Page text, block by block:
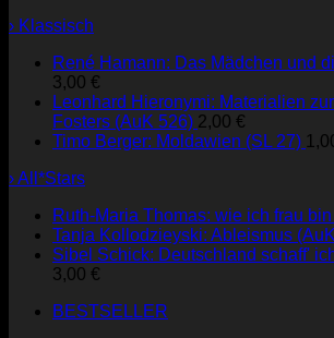
› Klassisch
René Hamann: Das Mädchen und
3,00 €
Leonhard Hieronymi: Materialien
Fosters (AuK 526) 2,00 €
Timo Berger: Moldawien (SL 27)
› All*Stars
Ruth-Maria Thomas: wie ich frau
Tanja Kollodzieyski: Ableismus
Sibel Schick: Deutschland schaff'
3,00 €
BESTSELLER